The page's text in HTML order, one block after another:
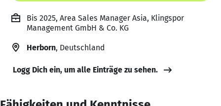
Bis 2025, Area Sales Manager Asia, Klingspor
Management GmbH & Co. KG
Herborn, Deutschland
Logg Dich ein, um alle Einträge zu sehen.